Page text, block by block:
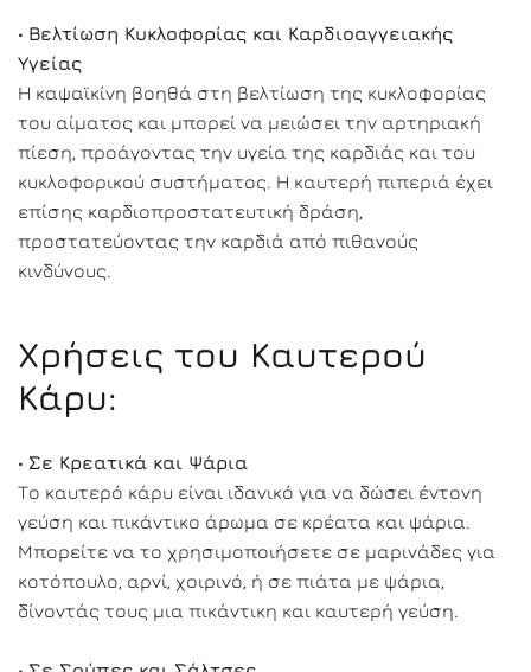
• Βελτίωση Κυκλοφορίας και Καρδιοαγγειακής
Υγείας
Η καψαϊκίνη βοηθά στη βελτίωση της κυκλοφορίας
του αίματος και μπορεί να μειώσει την αρτηριακή
πίεση, προάγοντας την υγεία της καρδιάς και του
κυκλοφορικού συστήματος. Η καυτερή πιπεριά έχει
επίσης καρδιοπροστατευτική δράση,
προστατεύοντας την καρδιά από πιθανούς
κινδύνους.
Χρήσεις του Καυτερού
Κάρυ:
• Σε Κρεατικά και Ψάρια
Το καυτερό κάρυ είναι ιδανικό για να δώσει έντονη
γεύση και πικάντικο άρωμα σε κρέατα και ψάρια.
Μπορείτε να το χρησιμοποιήσετε σε μαρινάδες για
κοτόπουλο, αρνί, χοιρινό, ή σε πιάτα με ψάρια,
δίνοντάς τους μια πικάντικη και καυτερή γεύση.